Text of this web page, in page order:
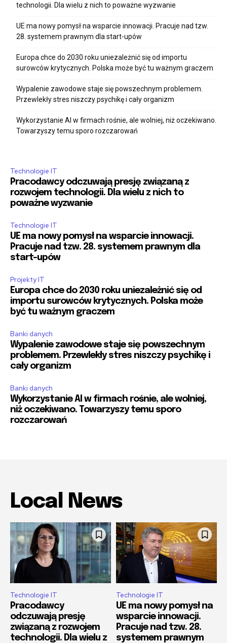
technologii. Dla wielu z nich to poważne wyzwanie
UE ma nowy pomysł na wsparcie innowacji. Pracuje nad tzw.
28. systemem prawnym dla start-upów
Europa chce do 2030 roku uniezależnić się od importu
surowców krytycznych. Polska może być tu ważnym graczem
Wypalenie zawodowe staje się powszechnym problemem.
Przewlekły stres niszczy psychikę i cały organizm
Wykorzystanie AI w firmach rośnie, ale wolniej, niż oczekiwano.
Towarzyszy temu sporo rozczarowań
Technologie IT
Pracodawcy odczuwają presję związaną z
rozwojem technologii. Dla wielu z nich to
poważne wyzwanie
Technologie IT
UE ma nowy pomysł na wsparcie innowacji.
Pracuje nad tzw. 28. systemem prawnym dla
start-upów
Projekty IT
Europa chce do 2030 roku uniezależnić się od
importu surowców krytycznych. Polska może
być tu ważnym graczem
Banki danych
Wypalenie zawodowe staje się powszechnym
problemem. Przewlekły stres niszczy psychikę i
cały organizm
Banki danych
Wykorzystanie AI w firmach rośnie, ale wolniej,
niż oczekiwano. Towarzyszy temu sporo
rozczarowań
Local News
Technologie IT
Pracodawcy
odczuwają presję
związaną z rozwojem
technologii. Dla wielu z
Technologie IT
UE ma nowy pomysł na
wsparcie innowacji.
Pracuje nad tzw. 28.
systemem prawnym